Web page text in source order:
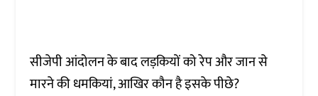
सीजेपी आंदोलन के बाद लड़कियों को रेप और जान से
मारने की धमकियां, आखिर कौन है इसके पीछे?